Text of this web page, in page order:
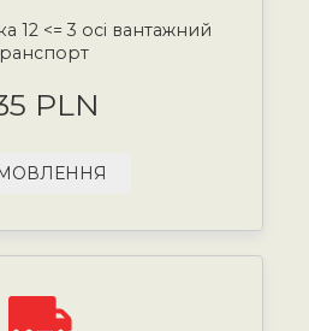
12 <= 3 осі вантажний
PLN